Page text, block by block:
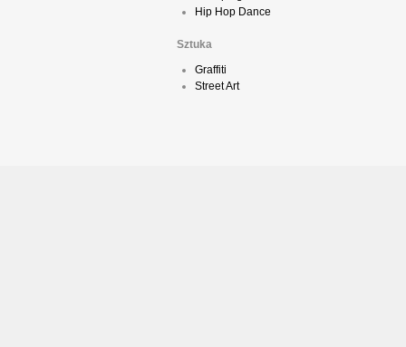
Hip Hop Dance
Sztuka
Graffiti
Street Art